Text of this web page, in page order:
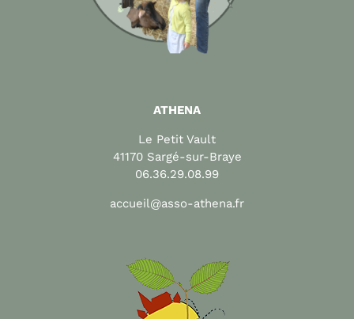
ATHENA
Le Petit Vault
41170 Sargé-sur-Braye
06.36.29.08.99
accueil@asso-athena.fr